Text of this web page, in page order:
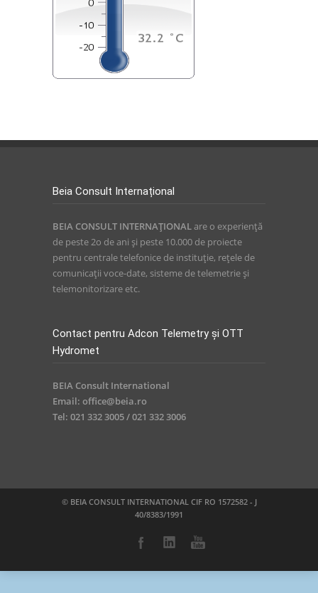
Beia Consult Internațional
BEIA CONSULT INTERNAŢIONALare o experienţă
de peste 2o de ani și peste 10.000 de proiecte
pentru centrale telefonice de instituție, reţele de
comunicaţii voce-date, sisteme de telemetrie și
telemonitorizare etc.
Contact pentru Adcon Telemetry și OTT
Hydromet
BEIA Consult International
Email: office@beia.ro
Tel: 021 332 3005 / 021 332 3006
© BEIA CONSULT INTERNATIONAL CIF RO 1572582 - J
40/8383/1991